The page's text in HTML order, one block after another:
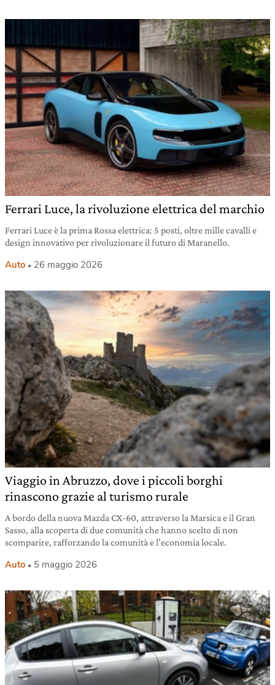
Ferrari Luce, la rivoluzione elettrica del marchio
Ferrari Luce è la prima Rossa elettrica: 5 posti, oltre mille cavalli e
design innovativo per rivoluzionare il futuro di Maranello.
Auto 26 maggio 2026
Viaggio in Abruzzo, dove i piccoli borghi
rinascono grazie al turismo rurale
A bordo della nuova Mazda CX-60, attraverso la Marsica e il Gran
Sasso, alla scoperta di due comunità che hanno scelto di non
scomparire, rafforzando la comunità e l’economia locale.
Auto 5 maggio 2026